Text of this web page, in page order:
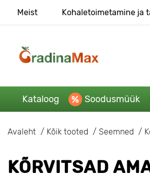
Meist Kohaletoimetamine ja
Kataloog Soodusmüük
Avaleht Kõik tooted Seemned
KÕRVITSAD